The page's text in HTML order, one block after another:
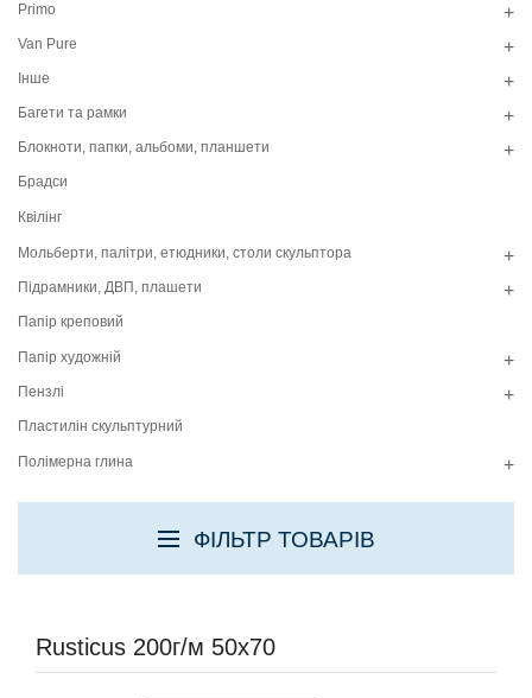
+
Primo
+
Van Pure
+
Інше
+
Багети та рамки
+
Блокноти, папки, альбоми, планшети
Брадси
Квілінг
+
Мольберти, палітри, етюдники, столи скульптора
+
Підрамники, ДВП, плашети
Папір креповий
+
Папір художній
+
Пензлі
Пластилін скульптурний
+
Полімерна глина
ФІЛЬТР ТОВАРІВ
Rusticus 200г/м 50х70